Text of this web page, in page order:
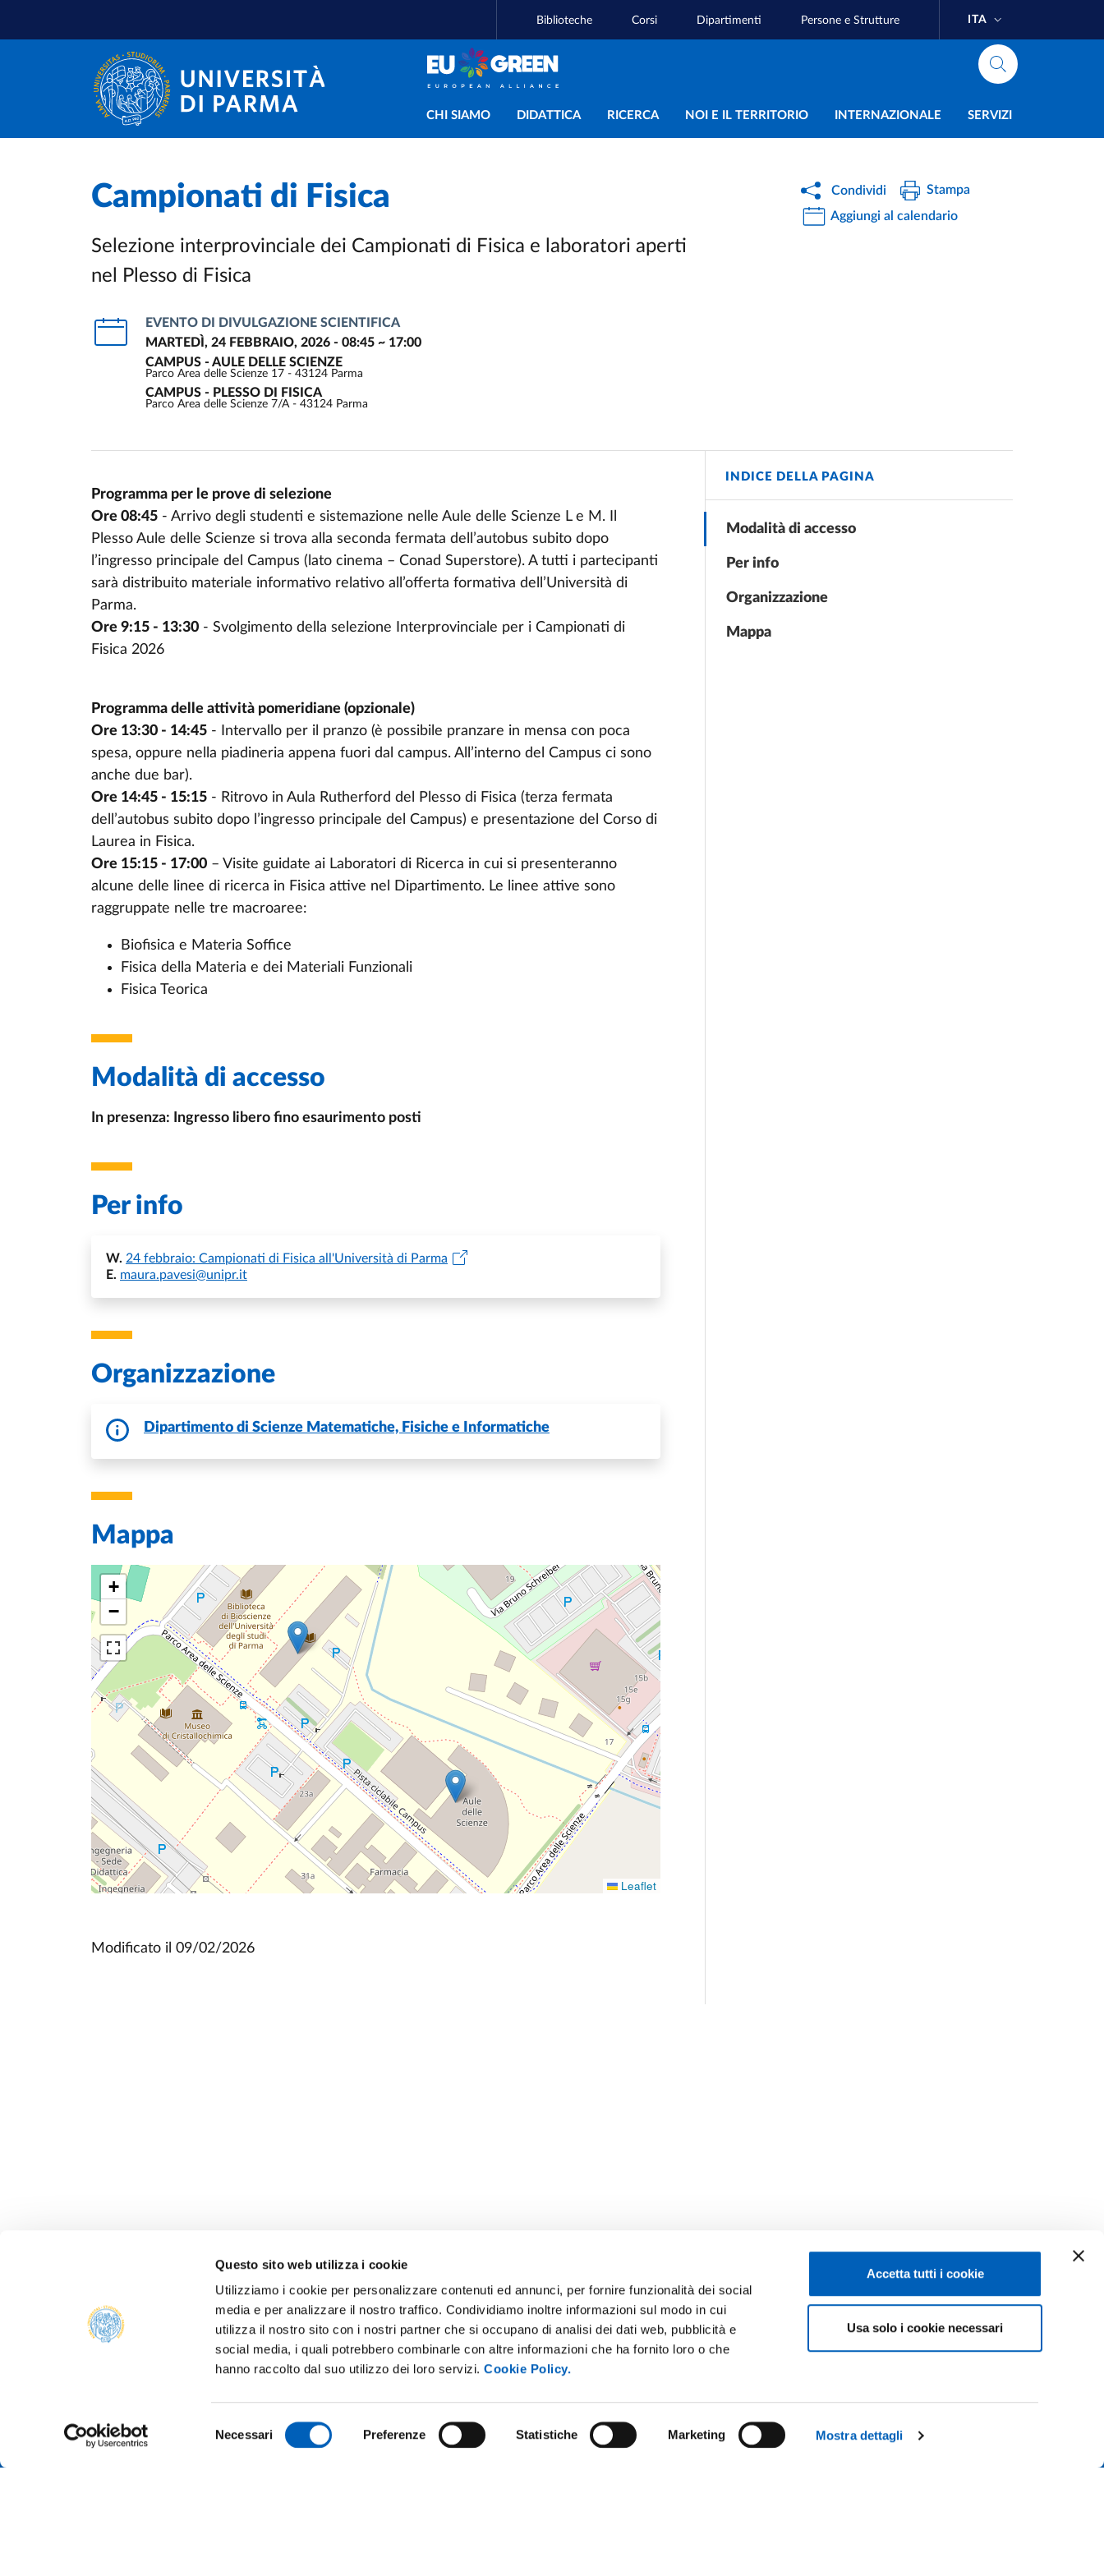
Questo sito web utilizza i cookie
Utilizziamo i cookie per personalizzare contenuti ed annunci, per fornire funzionalità dei social
media e per analizzare il nostro traffico. Condividiamo inoltre informazioni sul modo in cui
utilizza il nostro sito con i nostri partner che si occupano di analisi dei dati web, pubblicità e
social media, i quali potrebbero combinarle con altre informazioni che ha fornito loro o che
hanno raccolto dal suo utilizzo dei loro servizi.Cookie Policy.
del
Necessari Preferenze Statistiche Marketing Mostra dettagli
Accetta tutti i cookie
Usa solo i cookie necessari
Biblioteche Corsi Dipartimenti Persone e Strutture ITA
Navigazione principale
CHI SIAMO DIDATTICA RICERCA NOI E IL TERRITORIO INTERNAZIONALE SERVIZI
CONTATTACI
Campionati di Fisica
Selezione interprovinciale dei Campionati di Fisica e laboratori aperti
nel Plesso di Fisica
EVENTO DI DIVULGAZIONE SCIENTIFICA
MARTEDÌ, 24 FEBBRAIO, 2026 - 08:45 ~ 17:00
CAMPUS - AULE DELLE SCIENZE
Parco Area delle Scienze 17 - 43124 Parma
CAMPUS - PLESSO DI FISICA
Parco Area delle Scienze 7/A - 43124 Parma
Condividi
Stampa
Aggiungi al calendario
INDICE DELLA PAGINA
Modalità di accesso
Per info
Organizzazione
Mappa
Event description
Programma per le prove di selezione
Ore 08:45 - Arrivo degli studenti e sistemazione nelle Aule delle Scienze L e M. Il
Plesso Aule delle Scienze si trova alla seconda fermata dell’autobus subito dopo
l’ingresso principale del Campus (lato cinema – Conad Superstore). A tutti i partecipanti
sarà distribuito materiale informativo relativo all’offerta formativa dell’Università di
Parma.
Ore 9:15 - 13:30 - Svolgimento della selezione Interprovinciale per i Campionati di
Fisica 2026
Programma delle attività pomeridiane (opzionale)
Ore 13:30 - 14:45 - Intervallo per il pranzo (è possibile pranzare in mensa con poca
spesa, oppure nella piadineria appena fuori dal campus. All’interno del Campus ci sono
anche due bar).
Ore 14:45 - 15:15 - Ritrovo in Aula Rutherford del Plesso di Fisica (terza fermata
dell’autobus subito dopo l’ingresso principale del Campus) e presentazione del Corso di
Laurea in Fisica.
Ore 15:15 - 17:00 – Visite guidate ai Laboratori di Ricerca in cui si presenteranno
alcune delle linee di ricerca in Fisica attive nel Dipartimento. Le linee attive sono
raggruppate nelle tre macroaree:
Biofisica e Materia Soffice
Fisica della Materia e dei Materiali Funzionali
Fisica Teorica
Modalità di accesso
In presenza: Ingresso libero fino esaurimento posti
Per info
W. 24 febbraio: Campionati di Fisica all'Università di Parma
E. maura.pavesi@unipr.it
Organizzazione
Dipartimento di Scienze Matematiche, Fisiche e Informatiche
Mappa
+
−
Leaflet
Modificato il 09/02/2026
Via Università, 12 - I 43121 Parma
ALBO ONLINE
PARMA
AMMINISTRAZIONE TRASPARENTE
SOSTIENI L'ATENEO
Facebook Linkedin